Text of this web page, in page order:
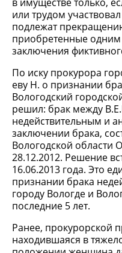
или трудом
подлежат
приобретенные одним
заключения
По иску прокурора
еву Н. о признании
Вологодский
решил: брак между
недействительным и
заключении брака,
Вологодской области
28.12.2012. Решение
16.06.2013 года. Это
признании брака
городу Вологде и
последние 5 лет.
Ранее, прокурорской
находившаяся в